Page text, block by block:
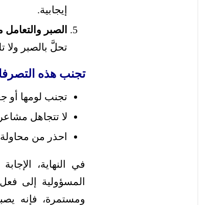
إيجابية.
الصبر
تحلَّ بالصبر
تجنب هذه
تجنب لومها أو
لا تتجاهل
احذر من
في النهاية،
المسؤولية إلى
ومستمرة، فإنه